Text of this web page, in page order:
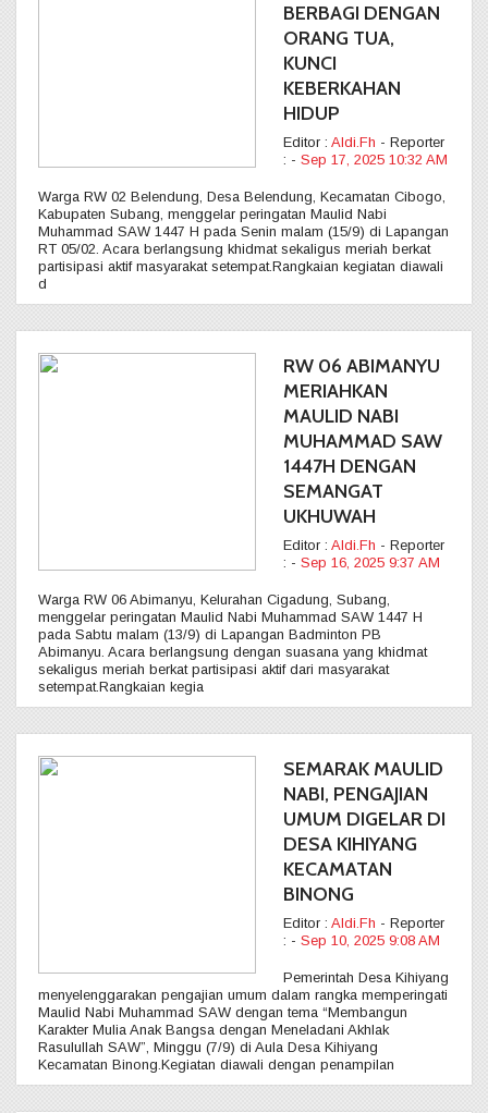
BERBAGI DENGAN
ORANG TUA,
KUNCI
KEBERKAHAN
HIDUP
Editor : Aldi.Fh - Reporter
: - Sep 17, 2025 10:32 AM
Warga RW 02 Belendung, Desa Belendung, Kecamatan Cibogo,
Kabupaten Subang, menggelar peringatan Maulid Nabi
Muhammad SAW 1447 H pada Senin malam (15/9) di Lapangan
RT 05/02. Acara berlangsung khidmat sekaligus meriah berkat
partisipasi aktif masyarakat setempat.Rangkaian kegiatan diawali
d
RW 06 ABIMANYU
MERIAHKAN
MAULID NABI
MUHAMMAD SAW
1447H DENGAN
SEMANGAT
UKHUWAH
Editor : Aldi.Fh - Reporter
: - Sep 16, 2025 9:37 AM
Warga RW 06 Abimanyu, Kelurahan Cigadung, Subang,
menggelar peringatan Maulid Nabi Muhammad SAW 1447 H
pada Sabtu malam (13/9) di Lapangan Badminton PB
Abimanyu. Acara berlangsung dengan suasana yang khidmat
sekaligus meriah berkat partisipasi aktif dari masyarakat
setempat.Rangkaian kegia
SEMARAK MAULID
NABI, PENGAJIAN
UMUM DIGELAR DI
DESA KIHIYANG
KECAMATAN
BINONG
Editor : Aldi.Fh - Reporter
: - Sep 10, 2025 9:08 AM
Pemerintah Desa Kihiyang
menyelenggarakan pengajian umum dalam rangka memperingati
Maulid Nabi Muhammad SAW dengan tema “Membangun
Karakter Mulia Anak Bangsa dengan Meneladani Akhlak
Rasulullah SAW”, Minggu (7/9) di Aula Desa Kihiyang
Kecamatan Binong.Kegiatan diawali dengan penampilan